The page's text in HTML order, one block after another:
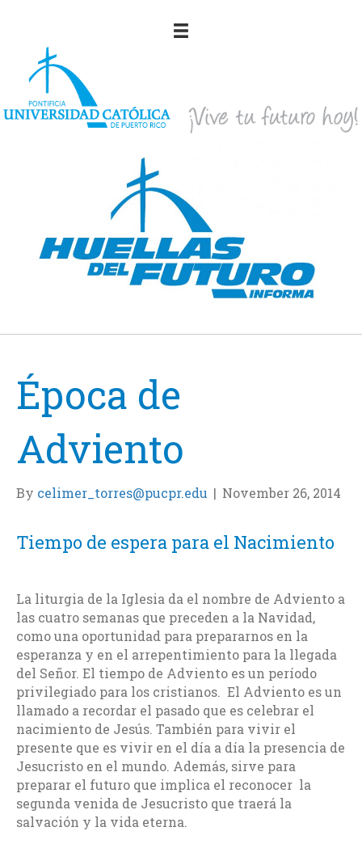
Época de
Adviento
By celimer_torres@pucpr.edu | November 26, 2014
Tiempo de espera para el Nacimiento
La liturgia de la Iglesia da el nombre de Adviento a
las cuatro semanas que preceden a la Navidad,
como una oportunidad para prepararnos en la
esperanza y en el arrepentimiento para la llegada
del Señor. El tiempo de Adviento es un período
privilegiado para los cristianos. El Adviento es un
llamado a recordar el pasado que es celebrar el
nacimiento de Jesús. También para vivir el
presente que es vivir en el día a día la presencia de
Jesucristo en el mundo. Además, sirve para
preparar el futuro que implica el reconocer la
segunda venida de Jesucristo que traerá la
salvación y la vida eterna.